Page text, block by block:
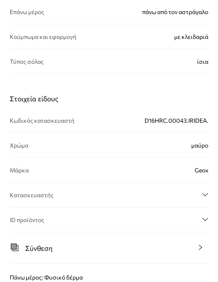
Επάνω μέρος πάνω από τον αστράγαλο
Κούμπωμα και εφαρμογή με κλειδαριά
Τύπος σόλας ίσια
Στοιχεία είδους
Κωδικός κατασκευαστή D16HRC.00043.IRIDEA.
Χρώμα μαύρο
Μάρκα Geox
Κατασκευαστής
ID προϊόντος
Σύνθεση
Πάνω μέρος: Φυσικό δέρμα